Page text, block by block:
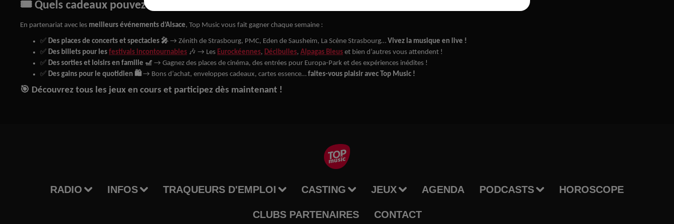
🎟 Quels cadeaux pouvez-vous gagner avec Top Music ?
En partenariat avec les meilleurs événements d’Alsace, Top Music vous fait gagner chaque semaine :
✅ Des places de concerts et spectacles 🎤 → Zénith de Strasbourg, PMC, Eden de Sausheim, La Scène Strasbourg… Vivez la musique en live !
✅ Des billets pour les festivals incontournables 🎶 → Les Eurockéennes, Décibulles, Alpagas Bleus et bien d’autres vous attendent !
✅ Des sorties et loisirs en famille 🎢 → Gagnez des places de cinéma, des entrées pour Europa-Park et des expériences inédites !
✅ Des gains pour le quotidien 🛍 → Bons d’achat, enveloppes cadeaux, cartes essence… faites-vous plaisir avec Top Music !
🎯 Découvrez tous les jeux en cours et participez dès maintenant !
RADIO INFOS TRAQUEURS D'EMPLOI CASTING JEUX AGENDA PODCASTS HOROSCOPE
CLUBS PARTENAIRES CONTACT